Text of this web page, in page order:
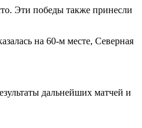
Эти победы также принесли
на 60-м месте, Северная
дальнейших матчей и